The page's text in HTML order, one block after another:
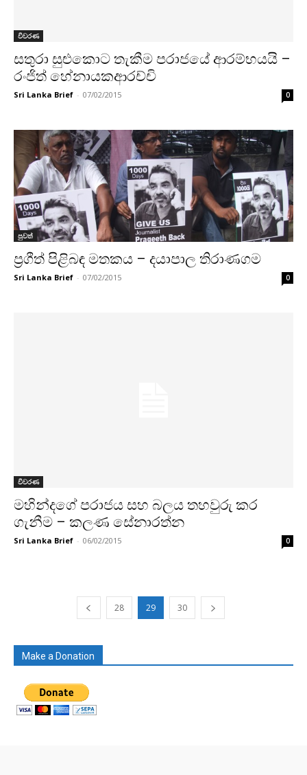
විවරණ
සතුරා සුළුකොට තැකීම පරාජයේ ආරම්භයයි –
රංජිත් හේනායකආරච්චි
Sri Lanka Brief - 07/02/2015 0
පුවත්
ප‍්‍රගීත් පිළිබඳ මතකය – දයාපාල තිරාණගම
Sri Lanka Brief - 07/02/2015 0
විවරණ
මහින්දගේ පරාජය සහ බලය තහවුරු කර
ගැනීම – කලණ සේනාරත්න
Sri Lanka Brief - 06/02/2015 0
28 29 30
Make a Donation